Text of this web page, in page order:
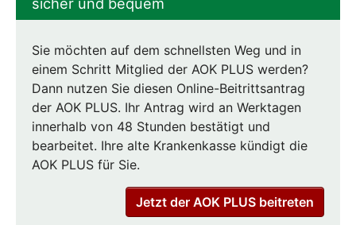
Sie möchten auf dem schnellsten Weg und in
einem Schritt Mitglied der AOK PLUS werden?
Dann nutzen Sie diesen Online-Beitrittsantrag
der AOK PLUS. Ihr Antrag wird an Werktagen
innerhalb von 48 Stunden bestätigt und
bearbeitet. Ihre alte Krankenkasse kündigt die
AOK PLUS für Sie.
Jetzt der AOK PLUS beitreten